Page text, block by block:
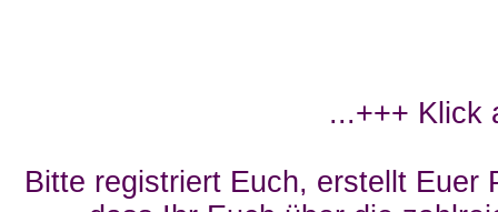
...+++ Klick
Bitte registriert Euch, erstellt Euer